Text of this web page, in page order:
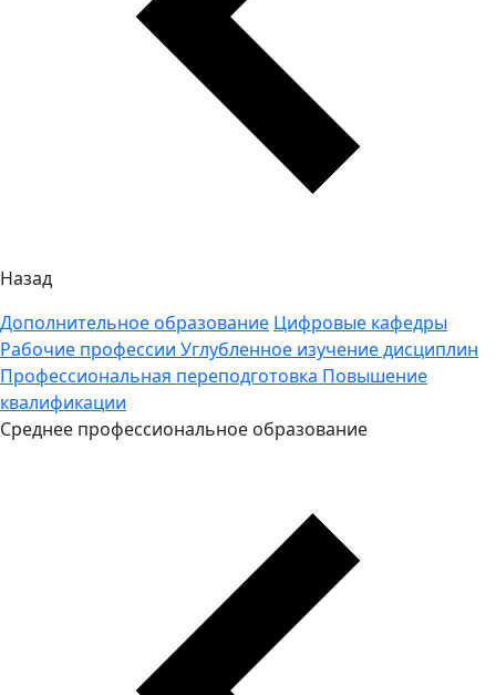
Назад
Дополнительное образование Цифровые кафедры
Рабочие профессии Углубленное изучение дисциплин
Профессиональная переподготовка Повышение
квалификации
Среднее профессиональное образование